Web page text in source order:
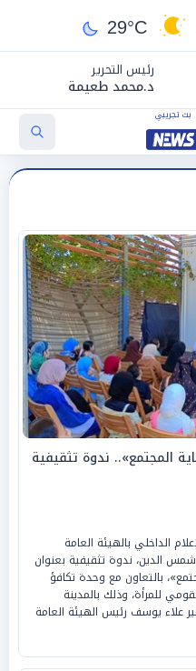
29°C
رئيس التحرير
د.محمد طعيمة
المجتمع».. ندوة تثقيفية
الداخلي بالهيئة العامة
شمس الدين، ندوة تثقيفية بعنوان
بالتعاون مع وحدة تكافؤ
للمرأة، وذلك بالمدينة
علاء يوسف رئيس الهيئة العامة